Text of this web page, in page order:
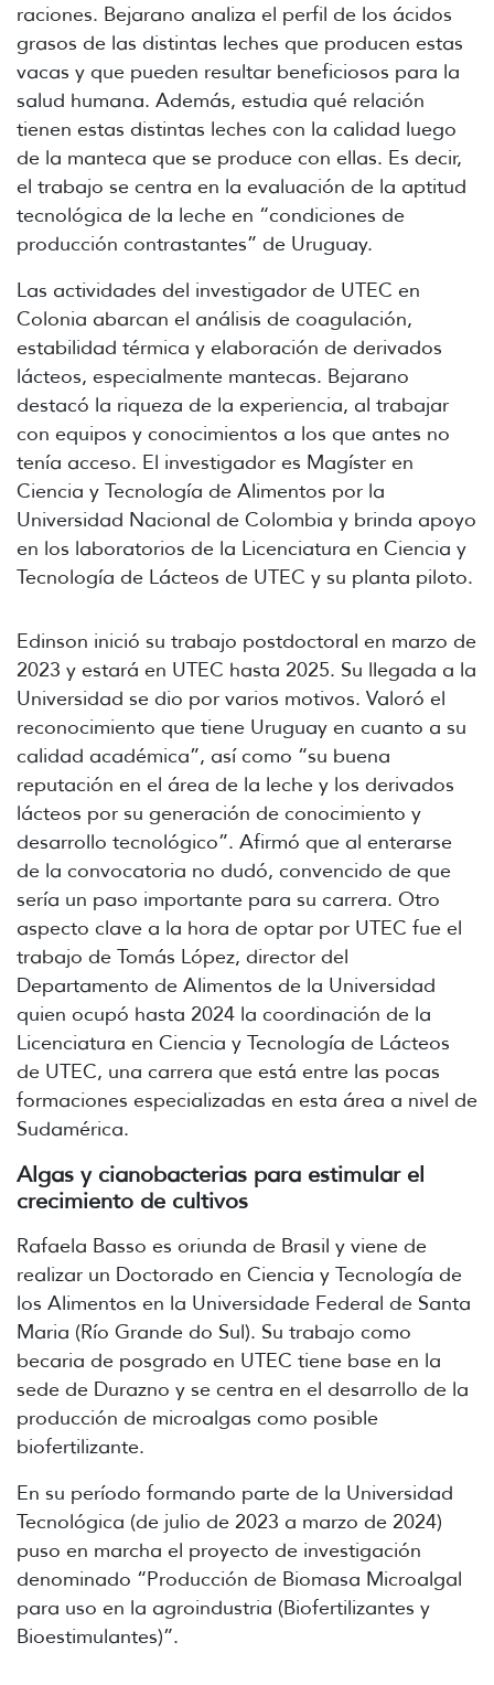
raciones. Bejarano analiza el perfil de los ácidos
grasos de las distintas leches que producen estas
vacas y que pueden resultar beneficiosos para la
salud humana. Además, estudia qué relación
tienen estas distintas leches con la calidad luego
de la manteca que se produce con ellas. Es decir,
el trabajo se centra en la evaluación de la aptitud
tecnológica de la leche en “condiciones de
producción contrastantes” de Uruguay.
Las actividades del investigador de UTEC en
Colonia abarcan el análisis de coagulación,
estabilidad térmica y elaboración de derivados
lácteos, especialmente mantecas. Bejarano
destacó la riqueza de la experiencia, al trabajar
con equipos y conocimientos a los que antes no
tenía acceso. El investigador es Magíster en
Ciencia y Tecnología de Alimentos por la
Universidad Nacional de Colombia y brinda apoyo
en los laboratorios de la Licenciatura en Ciencia y
Tecnología de Lácteos de UTEC y su planta piloto.
Edinson inició su trabajo postdoctoral en marzo de
2023 y estará en UTEC hasta 2025. Su llegada a la
Universidad se dio por varios motivos. Valoró el
reconocimiento que tiene Uruguay en cuanto a su
calidad académica”, así como “su buena
reputación en el área de la leche y los derivados
lácteos por su generación de conocimiento y
desarrollo tecnológico”. Afirmó que al enterarse
de la convocatoria no dudó, convencido de que
sería un paso importante para su carrera. Otro
aspecto clave a la hora de optar por UTEC fue el
trabajo de Tomás López, director del
Departamento de Alimentos de la Universidad
quien ocupó hasta 2024 la coordinación de la
Licenciatura en Ciencia y Tecnología de Lácteos
de UTEC, una carrera que está entre las pocas
formaciones especializadas en esta área a nivel de
Sudamérica.
Algas y cianobacterias para estimular el
crecimiento de cultivos
Rafaela Basso es oriunda de Brasil y viene de
realizar un Doctorado en Ciencia y Tecnología de
los Alimentos en la Universidade Federal de Santa
Maria (Río Grande do Sul). Su trabajo como
becaria de posgrado en UTEC tiene base en la
sede de Durazno y se centra en el desarrollo de la
producción de microalgas como posible
biofertilizante.
En su período formando parte de la Universidad
Tecnológica (de julio de 2023 a marzo de 2024)
puso en marcha el proyecto de investigación
denominado “Producción de Biomasa Microalgal
para uso en la agroindustria (Biofertilizantes y
Bioestimulantes)”.